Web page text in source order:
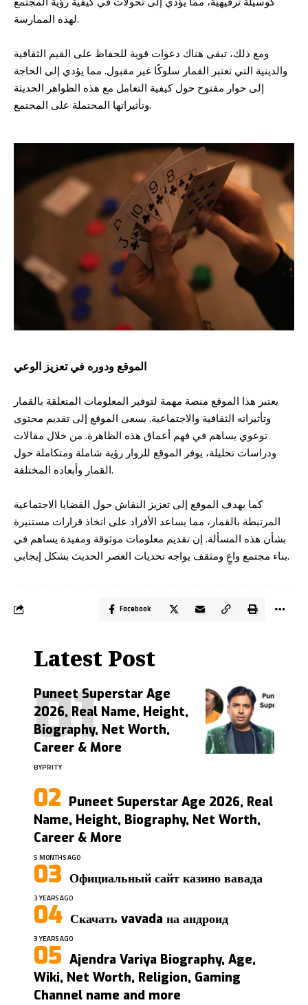
لهذه الممارسة.
ومع ذلك، تبقى هناك دعوات قوية للحفاظ على القيم الثقافية
والدينية التي تعتبر القمار سلوكًا غير مقبول. مما يؤدي إلى الحاجة
إلى حوار مفتوح حول كيفية التعامل مع هذه الظواهر الحديثة
وتأثيراتها المحتملة على المجتمع.
الموقع ودوره في تعزيز الوعي
يعتبر هذا الموقع منصة مهمة لتوفير المعلومات المتعلقة بالقمار
وتأثيراته الثقافية والاجتماعية. يسعى الموقع إلى تقديم محتوى
توعوي يساهم في فهم أعماق هذه الظاهرة. من خلال مقالات
ودراسات تحليلة، يوفر الموقع للزوار رؤية شاملة ومتكاملة حول
القمار وأبعاده المختلفة.
كما يهدف الموقع إلى تعزيز النقاش حول القضايا الاجتماعية
المرتبطة بالقمار، مما يساعد الأفراد على اتخاذ قرارات مستنيرة
بشأن هذه المسألة. إن تقديم معلومات موثوقة ومفيدة يساهم في
بناء مجتمع واعٍ ومثقف يواجه تحديات العصر الحديث بشكل إيجابي.
Facebook
Latest Post
Puneet Superstar Age
2026, Real Name, Height,
Biography, Net Worth,
Career & More
BYPRITY
Puneet Superstar Age 2026, Real
Name, Height, Biography, Net Worth,
Career & More
5 MONTHS AGO
Официальный сайт казино вавада
3 YEARS AGO
Скачать vavada на андроид
3 YEARS AGO
Ajendra Variya Biography, Age,
Wiki, Net Worth, Religion, Gaming
Channel name and more